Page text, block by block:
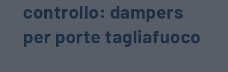
BLOG
QUALITA' E INNOVAZIONE
controllo: dampers
per porte tagliafuoco